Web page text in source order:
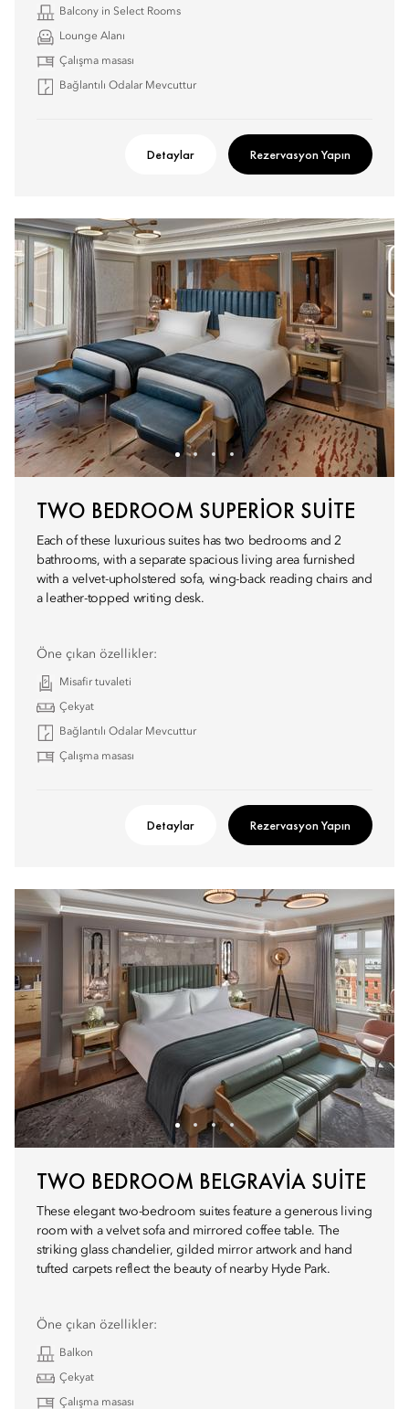
Balcony in Select Rooms
Lounge Alanı
Çalışma masası
Bağlantılı Odalar Mevcuttur
Detaylar Rezervasyon Yapın
TWO BEDROOM SUPERIOR SUITE
Each of these luxurious suites has two bedrooms and 2
bathrooms, with a separate spacious living area furnished
with a velvet-upholstered sofa, wing-back reading chairs and
a leather-topped writing desk.
Öne çıkan özellikler:
Misafir tuvaleti
Çekyat
Bağlantılı Odalar Mevcuttur
Çalışma masası
Detaylar Rezervasyon Yapın
TWO BEDROOM BELGRAVIA SUITE
These elegant two-bedroom suites feature a generous living
room with a velvet sofa and mirrored coffee table. The
striking glass chandelier, gilded mirror artwork and hand
tufted carpets reflect the beauty of nearby Hyde Park.
Öne çıkan özellikler:
Balkon
Çekyat
Çalışma masası